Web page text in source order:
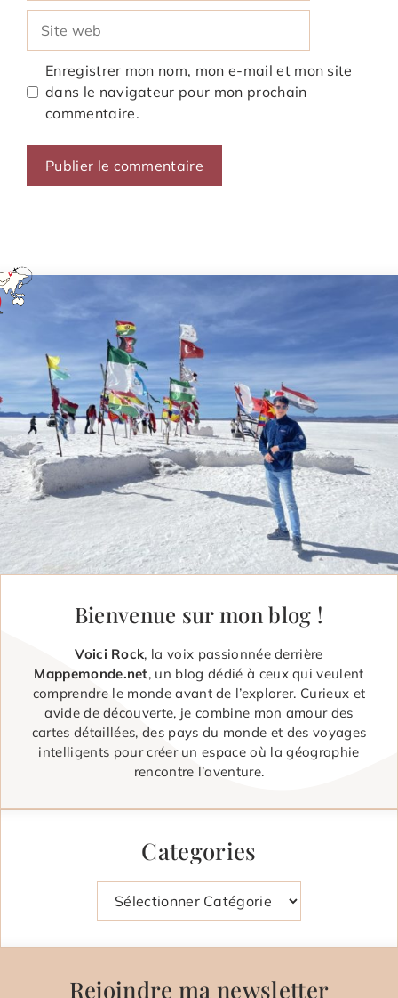
web
Enregistrer mon nom, mon e-mail et mon site
dans le navigateur pour mon prochain
commentaire.
Bienvenue sur mon blog !
Voici Rock, la voix passionnée derrière
Mappemonde.net, un blog dédié à ceux qui veulent
comprendre le monde avant de l’explorer. Curieux et
avide de découverte, je combine mon amour des
cartes détaillées, des pays du monde et des voyages
intelligents pour créer un espace où la géographie
rencontre l’aventure.
Categories
Catégories
Rejoindre ma newsletter